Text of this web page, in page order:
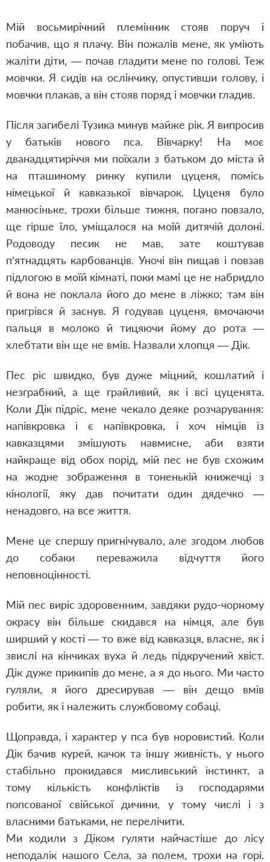
Мій восьмирічний племінник стояв поруч і
побачив, що я плачу. Він пожалів мене, як уміють
жаліти діти, — почав гладити мене по голові. Теж
мовчки. Я сидів на ослінчику, опустивши голову, і
мовчки плакав, а він стояв поряд і мовчки гладив.
Після загибелі Тузика минув майже рік. Я випросив
у батьків нового пса. Вівчарку! На моє
дванадцятиріччя ми поїхали з батьком до міста й
на пташиному ринку купили цуценя, помісь
німецької й кавказької вівчарок. Цуценя було
манюсіньке, трохи більше тижня, погано повзало,
ще гірше їло, уміщалося на моїй дитячій долоні.
Родоводу песик не мав, зате коштував
п’ятнадцять карбованців. Уночі він пищав і повзав
підлогою в моїй кімнаті, поки мамі це не набридло
й вона не поклала його до мене в ліжко; там він
пригрівся й заснув. Я годував цуценя, вмочаючи
пальця в молоко й тицяючи йому до рота —
хлебтати він ще не вмів. Назвали хлопця — Дік.
Пес ріс швидко, був дуже міцний, кошлатий і
незграбний, а ще грайливий, як і всі цуценята.
Коли Дік підріс, мене чекало деяке розчарування:
напівкровка і є напівкровка, і хоч німців із
кавказцями змішують навмисне, аби взяти
найкраще від обох порід, мій пес не був схожим
на жодне зображення в тоненькій книжечці з
кінології, яку дав почитати один дядечко —
ненадовго, на все життя.
Мене це спершу пригнічувало, але згодом любов
до собаки переважила відчуття його
неповноцінності.
Мій пес виріс здоровенним, завдяки рудо-чорному
окрасу він більше скидався на німця, але був
ширший у кості — то вже від кавказця, власне, як і
звислі на кінчиках вуха й ледь підкручений хвіст.
Дік дуже прикипів до мене, а я до нього. Ми часто
гуляли, я його дресирував — він дещо вмів
робити, як і належить службовому собаці.
Щоправда, і характер у пса був норовистий. Коли
Дік бачив курей, качок та іншу живність, у нього
стабільно прокидався мисливський інстинкт, а
тому кількість конфліктів із господарями
попсованої свійської дичини, у тому числі і з
власними батьками, не перелічити.
Ми ходили з Діком гуляти найчастіше до лісу
неподалік нашого Села, за полем, трохи на горі.